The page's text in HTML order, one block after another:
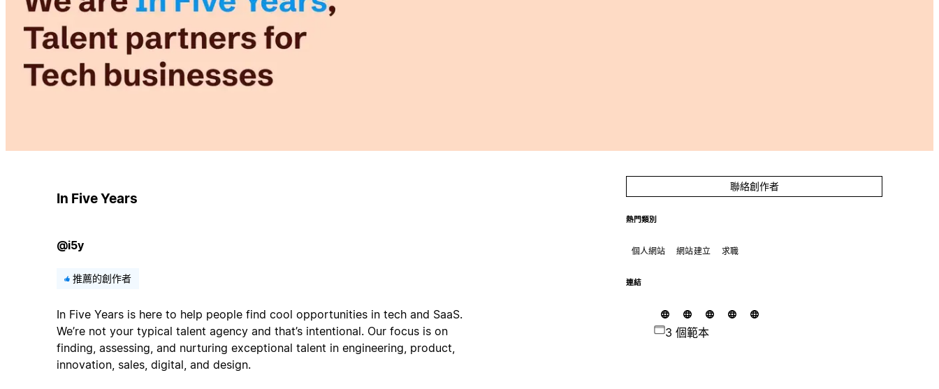
In Five Years
@i5y
推薦的創作者
In Five Years is here to help people find cool opportunities in tech and SaaS.
We’re not your typical talent agency and that’s intentional. Our focus is on
finding, assessing, and nurturing exceptional talent in engineering, product,
innovation, sales, digital, and design.
聯絡創作者
熱門類別
個人網站 網站建立 求職
連結
3 個範本